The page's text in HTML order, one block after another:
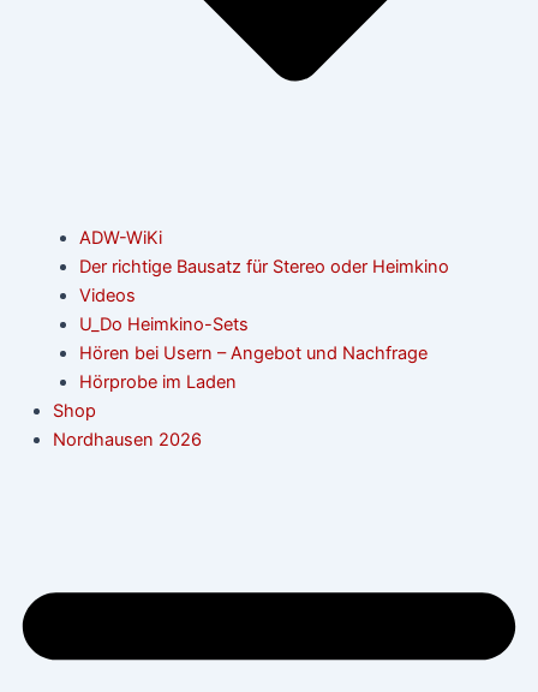
ADW-WiKi
Der richtige Bausatz für Stereo oder Heimkino
Videos
U_Do Heimkino-Sets
Hören bei Usern – Angebot und Nachfrage
Hörprobe im Laden
Shop
Nordhausen 2026